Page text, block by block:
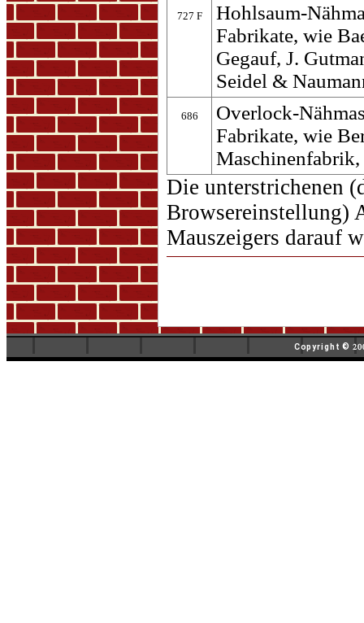
727 F
Hohlsaum-
Fabrikate, wie
Gegauf, J.
Seidel &
686
Overlock-
Fabrikate, wie
Die unterstrichenen
Browsereinstellung)
Mauszeigers darauf